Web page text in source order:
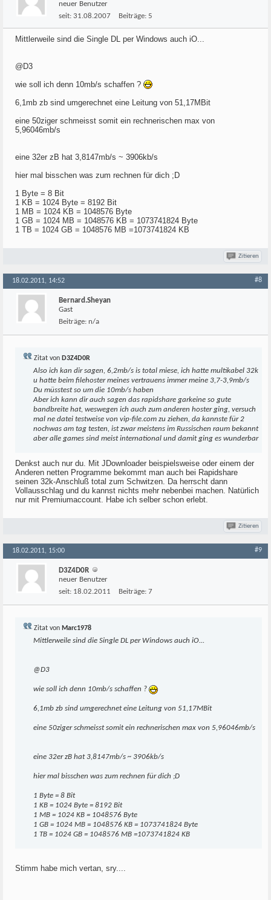
neuer Benutzer
seit: 31.08.2007 Beiträge: 5
Mittlerweile sind die Single DL per Windows auch iO...
@D3
wie soll ich denn 10mb/s schaffen ?
6,1mb zb sind umgerechnet eine Leitung von 51,17MBit
eine 50ziger schmeisst somit ein rechnerischen max von
5,96046mb/s
eine 32er zB hat 3,8147mb/s ~ 3906kb/s
hier mal bisschen was zum rechnen für dich ;D
1 Byte = 8 Bit
1 KB = 1024 Byte = 8192 Bit
1 MB = 1024 KB = 1048576 Byte
1 GB = 1024 MB = 1048576 KB = 1073741824 Byte
1 TB = 1024 GB = 1048576 MB =1073741824 KB
Zitieren
18.02.2011, 14:52 #8
Bernard.Sheyan
Gast
Beiträge: n/a
Zitat von D3Z4D0R
Also ich kan dir sagen, 6,2mb/s is total miese, ich hatte multikabel 32k
u hatte beim filehoster meines vertrauens immer meine 3,7-3,9mb/s
Du müsstest so um die 10mb/s haben
Aber ich kann dir auch sagen das rapidshare garkeine so gute
bandbreite hat, weswegen ich auch zum anderen hoster ging, versuch
mal ne datei testweise von vip-file.com zu ziehen, da kannste für 2
nochwas am tag testen, ist zwar meistens im Russischen raum bekannt
aber alle games sind meist international und damit ging es wunderbar
Denkst auch nur du. Mit JDownloader beispielsweise oder einem der
Anderen netten Programme bekommt man auch bei Rapidshare
seinen 32k-Anschluß total zum Schwitzen. Da herrscht dann
Vollausschlag und du kannst nichts mehr nebenbei machen. Natürlich
nur mit Premiumaccount. Habe ich selber schon erlebt.
Zitieren
18.02.2011, 15:00 #9
D3Z4D0R
neuer Benutzer
seit: 18.02.2011 Beiträge: 7
Zitat von Marc1978
Mittlerweile sind die Single DL per Windows auch iO...
@D3
wie soll ich denn 10mb/s schaffen ?
6,1mb zb sind umgerechnet eine Leitung von 51,17MBit
eine 50ziger schmeisst somit ein rechnerischen max von 5,96046mb/s
eine 32er zB hat 3,8147mb/s ~ 3906kb/s
hier mal bisschen was zum rechnen für dich ;D
1 Byte = 8 Bit
1 KB = 1024 Byte = 8192 Bit
1 MB = 1024 KB = 1048576 Byte
1 GB = 1024 MB = 1048576 KB = 1073741824 Byte
1 TB = 1024 GB = 1048576 MB =1073741824 KB
Stimm habe mich vertan, sry....